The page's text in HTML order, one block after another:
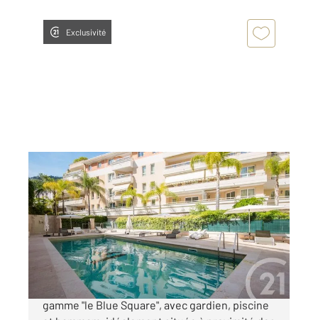
Exclusivité
BEAULIEU SUR MER 06
78 m2, 3 pièces
Ref : 5607
Appartement F3 à vendre
950 000 €
Beaulieu sur mer, dans la résidence haut de
gamme "le Blue Square", avec gardien, piscine